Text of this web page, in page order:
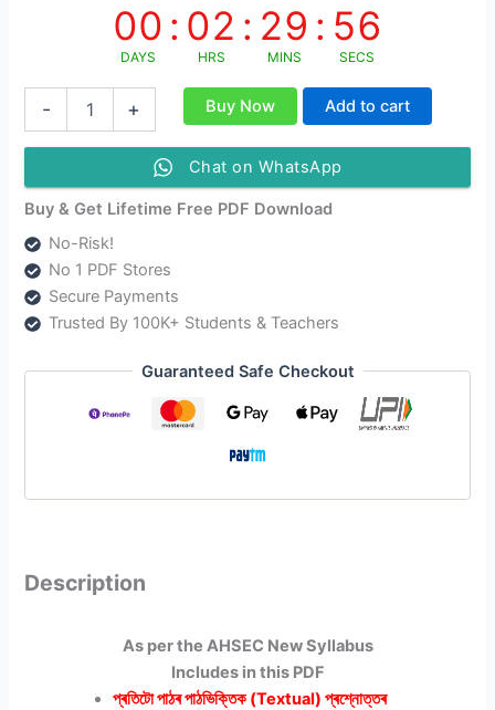
00
DAYS
: 02
HRS
: 29
MINS
: 55
SECS
-
Answer
|
শ্ৰেণীৰ
বিহু
পাঠ্যক্ৰমেৰ
প্ৰশ্নোত্তৰ
+ Buy Now Add to cart
Chat on WhatsApp
Buy & Get Lifetime Free PDF Download
No-Risk!
No 1 PDF Stores
Secure Payments
Trusted By 100K+ Students & Teachers
Guaranteed Safe Checkout
Description
As per the AHSEC New Syllabus
Includes in this PDF
প্ৰতিটো পাঠৰ পাঠভিক্তিক (Textual) প্ৰশ্নোত্তৰ